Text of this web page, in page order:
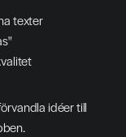
texter
idéer till